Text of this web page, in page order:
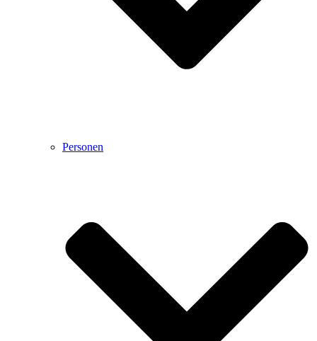
Personen